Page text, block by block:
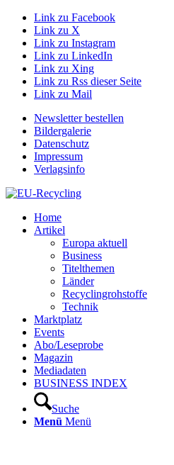
Link zu Facebook
Link zu X
Link zu Instagram
Link zu LinkedIn
Link zu Xing
Link zu Rss dieser Seite
Link zu Mail
Newsletter bestellen
Bildergalerie
Datenschutz
Impressum
Verlagsinfo
Home
Artikel
Europa aktuell
Business
Titelthemen
Länder
Recyclingrohstoffe
Technik
Marktplatz
Events
Abo/Leseprobe
Magazin
Mediadaten
BUSINESS INDEX
Suche
Menü Menü